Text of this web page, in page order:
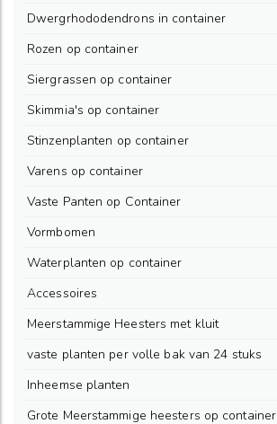
Dwergrhododendrons in container
Rozen op container
Siergrassen op container
Skimmia's op container
Stinzenplanten op container
Varens op container
Vaste Panten op Container
Vormbomen
Waterplanten op container
Accessoires
Meerstammige Heesters met kluit
vaste planten per volle bak van 24 stuks
Inheemse planten
Grote Meerstammige heesters op container